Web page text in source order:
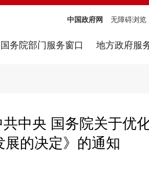
无障碍浏览
中国政府网
国务院部门服务窗口 地方政府服
中央 国务院关于优
展的决定》的通知